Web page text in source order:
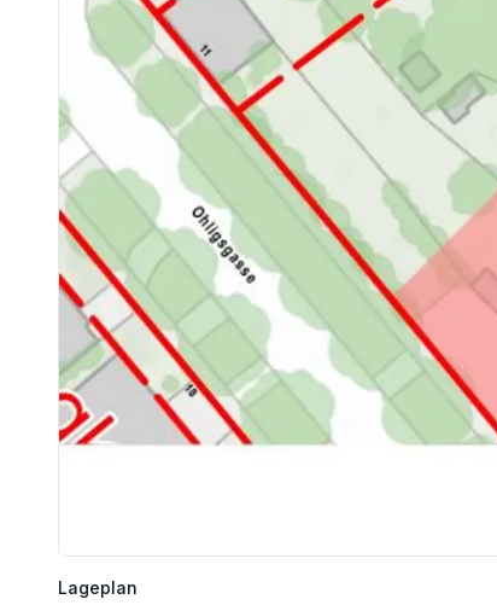
Sonstige
Geldautomat <1.000m
Bank <1.000m
Post <1.500m
Polizei <1.000m
Verkehr
Bus <500m
U-Bahn <1.000m
Straßenbahn <1.000m
Bahnhof <1.000m
Autobahnanschluss <2.000m
Angaben Entfernung Luftlinie / Quelle: OpenStreetMap
Lageplan